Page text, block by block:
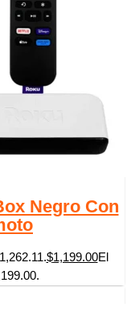
Negro Con
$1,199.00El